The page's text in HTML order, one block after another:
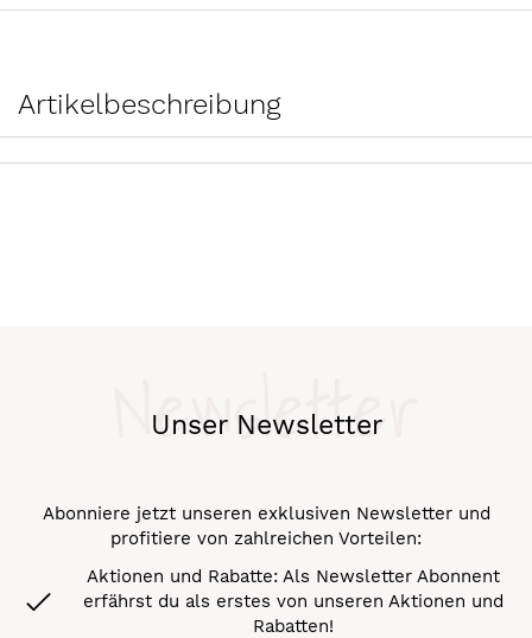
Artikelbeschreibung
Unser Newsletter
Newsletter
Abonniere jetzt unseren exklusiven Newsletter und
profitiere von zahlreichen Vorteilen:
Aktionen und Rabatte: Als Newsletter Abonnent
erfährst du als erstes von unseren Aktionen und
Rabatten!